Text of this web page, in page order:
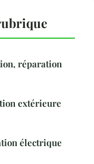
réparation
extérieure
électrique